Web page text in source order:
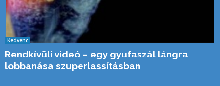
Kedvenc
Rendkívüli videó – egy gyufaszál lángra
lobbanása szuperlassításban